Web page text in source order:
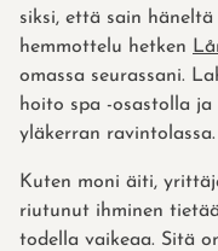
siksi, että sain
hemmottelu hetken
omassa seurassani.
hoito spa -osastolla
yläkerran ravintolassa.
Kuten moni äiti,
riutunut ihminen
todella vaikeaa. Sitä